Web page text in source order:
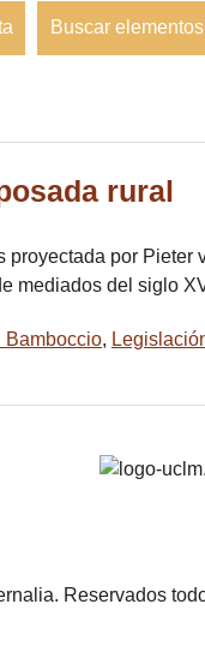
Buscar elementos
rural
proyectada por
mediados del siglo
Il Bamboccio,
Reservados